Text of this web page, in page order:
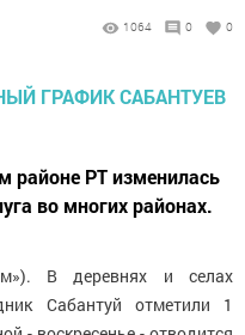
1064 0 0
районе РТ изменилась
во многих районах.
В деревнях и селах
Сабантуй отметили 1